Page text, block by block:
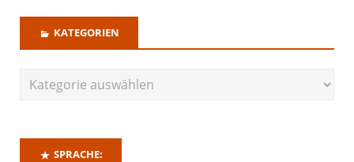
KATEGORIEN
SPRACHE: